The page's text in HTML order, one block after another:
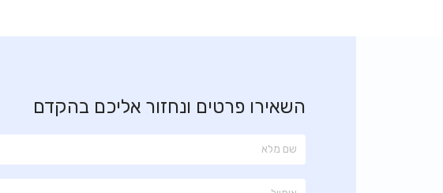
השאירו פרטים ונחזור אליכם בהקדם